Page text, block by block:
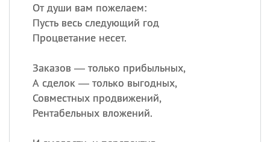
От души вам пожелаем:
Пусть весь следующий год
Процветание несет.
Заказов — только прибыльных,
А сделок — только выгодных,
Совместных продвижений,
Рентабельных вложений.